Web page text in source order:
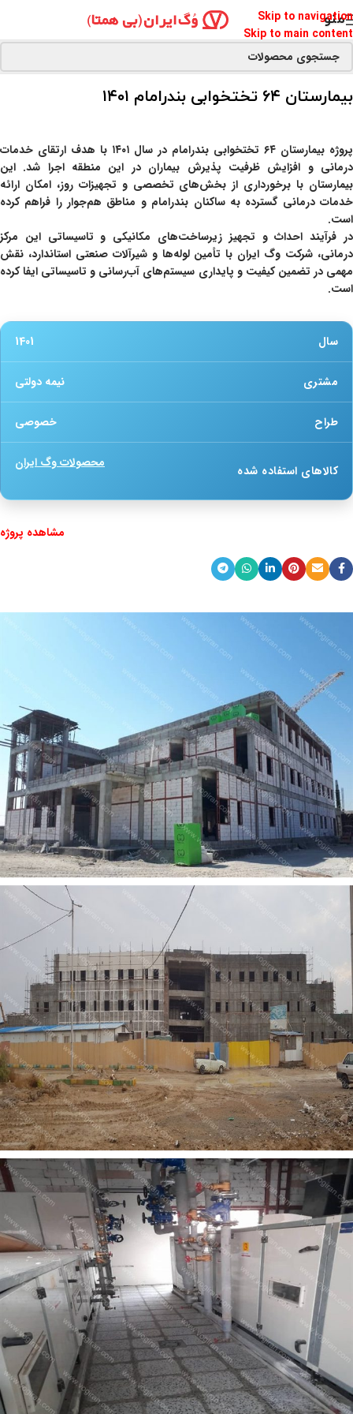
Skip to navigation
Skip to main content
منو
بیمارستان ۶۴ تختخوابی بندرامام ۱۴۰۱
پروژه بیمارستان ۶۴ تختخوابی بندرامام
در سال ۱۴۰۱ با هدف ارتقای خدمات
درمانی و افزایش ظرفیت پذیرش بیماران در این منطقه اجرا شد. این
بیمارستان با برخورداری از بخش‌های تخصصی و تجهیزات روز، امکان ارائه
خدمات درمانی گسترده به ساکنان بندرامام و مناطق هم‌جوار را فراهم کرده
است.
در فرآیند احداث و تجهیز زیرساخت‌های مکانیکی و تاسیساتی این مرکز
درمانی، شرکت وگ ایران با تأمین لوله‌ها و شیرآلات صنعتی استاندارد، نقش
مهمی در تضمین کیفیت و پایداری سیستم‌های آب‌رسانی و تاسیساتی ایفا کرده
است.
سال 1401
مشتری نیمه دولتی
طراح خصوصی
کالاهای استفاده شده محصولات وگ ایران
مشاهده پروژه